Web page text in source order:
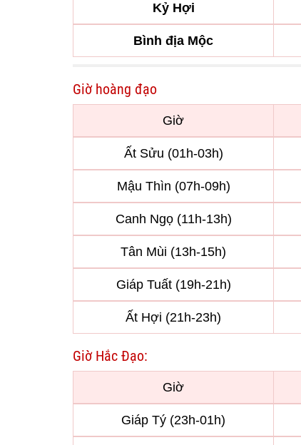
Kỷ Hợi
Bình địa Mộc
Giờ hoàng đạo
Giờ
Ất Sửu (01h-03h)
Mậu Thìn (07h-09h)
Canh Ngọ (11h-13h)
Tân Mùi (13h-15h)
Giáp Tuất (19h-21h)
Ất Hợi (21h-23h)
Giờ Hắc Đạo:
Giờ
Giáp Tý (23h-01h)